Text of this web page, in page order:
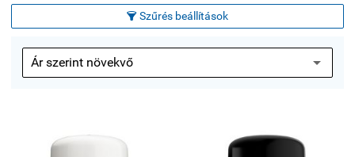
 Szűrés beállítások